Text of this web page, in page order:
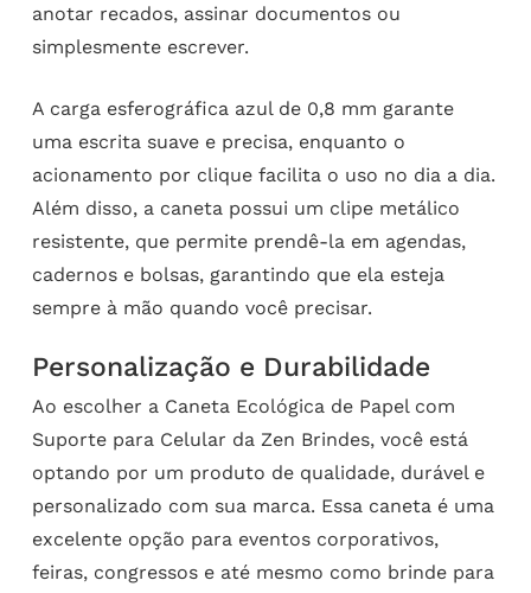
anotar recados, assinar documentos ou
simplesmente escrever.
A carga esferográfica azul de 0,8 mm garante
uma escrita suave e precisa, enquanto o
acionamento por clique facilita o uso no dia a dia.
Além disso, a caneta possui um clipe metálico
resistente, que permite prendê-la em agendas,
cadernos e bolsas, garantindo que ela esteja
sempre à mão quando você precisar.
Personalização e Durabilidade
Ao escolher a Caneta Ecológica de Papel com
Suporte para Celular da Zen Brindes, você está
optando por um produto de qualidade, durável e
personalizado com sua marca. Essa caneta é uma
excelente opção para eventos corporativos,
feiras, congressos e até mesmo como brinde para